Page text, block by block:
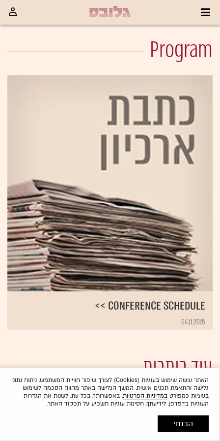
Program
Conference schedule >>
04.11.2015
עוד כותרות
האתר עושה שימוש בעוגיות (Cookies) לצורך שיפור חוויית המשתמש, ניתוח נתוני
גלישה והתאמת תכנים אישית. המשך הגלישה באתר מהווה הסכמה לשימוש
בעוגיות כמפורטבמדיניות הפרטיות. באפשרותך, בכל עת, לשנות את הגדרות
העוגיות בדפדפן. לידיעתך, חסימת עוגיות תשפיע על תפקוד האתר.
הבנתי